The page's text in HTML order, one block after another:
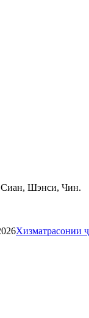
Сиан, Шэнси, Чин.
Хизматрасонии